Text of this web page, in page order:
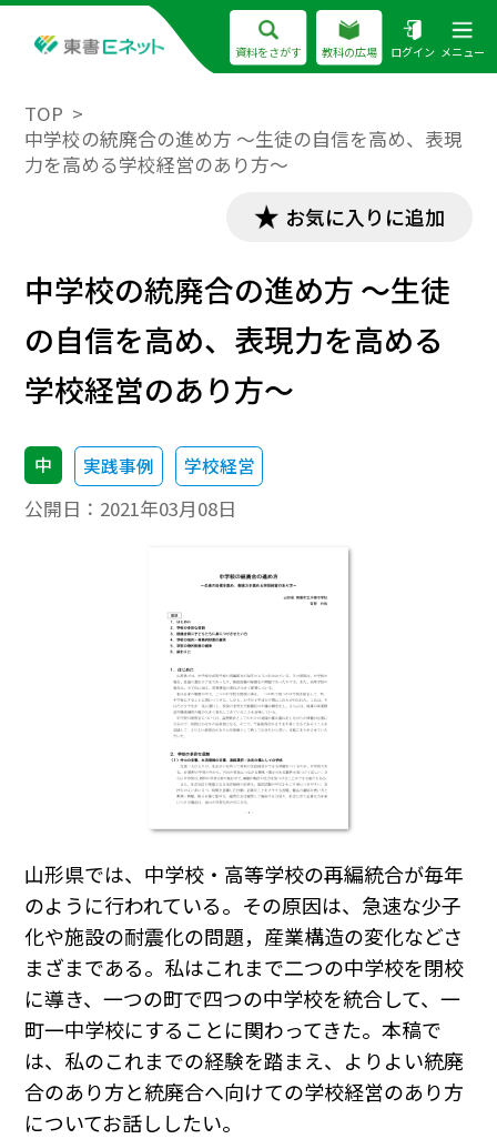
資料をさがす 教科の広場 ログイン メニュー
TOP
中学校の統廃合の進め方 ～生徒の自信を高め、表現
力を高める学校経営のあり方～
お気に入りに追加
中学校の統廃合の進め方 ～生徒
の自信を高め、表現力を高める
学校経営のあり方～
中 実践事例 学校経営
公開日： 2021年03月08日
山形県では、中学校・高等学校の再編統合が毎年
のように行われている。その原因は、急速な少子
化や施設の耐震化の問題，産業構造の変化などさ
まざまである。私はこれまで二つの中学校を閉校
に導き、一つの町で四つの中学校を統合して、一
町一中学校にすることに関わってきた。本稿で
は、私のこれまでの経験を踏まえ、よりよい統廃
合のあり方と統廃合へ向けての学校経営のあり方
についてお話ししたい。